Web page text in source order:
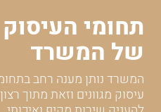
תחומי העיסוק
של המשרד
עיסוק מגוונים וזאת מתוך רצון
להעניק שירות מקיף ואיכותי.